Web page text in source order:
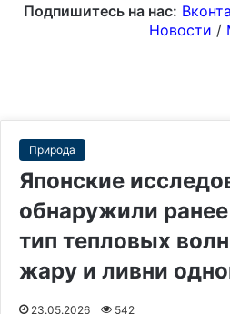
Подпишитесь на нас:
Новости /